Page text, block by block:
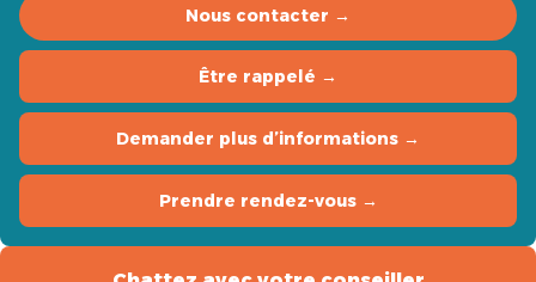
Nous contacter →
Être rappelé →
Demander plus d’informations →
Prendre rendez-vous →